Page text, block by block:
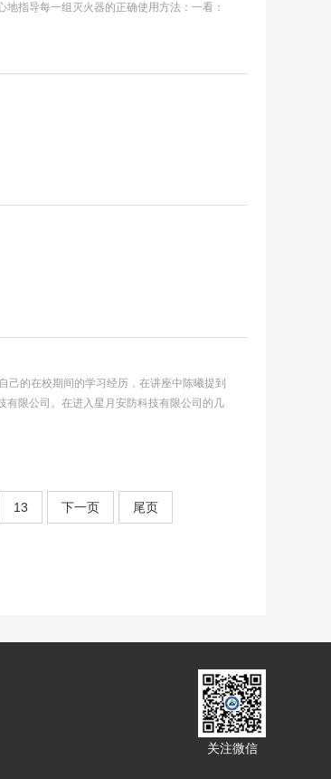
指导每一组灭火器的正确使用方法：一看：
己的在校期间的学习经历，在讲座中陈曦提到
有限公司。在进入星月安防科技有限公司的几
13 下一页 尾页
关注微信